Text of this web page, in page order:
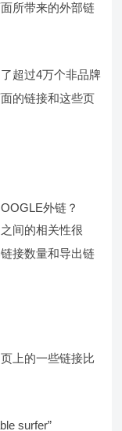
所带来的外部链
超过4万个非品牌
的链接和这些页
间的相关性很
接数量和导出链
上的一些链接比
surfer”